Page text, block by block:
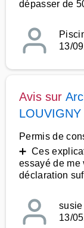
dépasser de
13/
Avis sur
LOUVIGNY
Permis de
➕ Ces
essayé de me
déclaration
susie
13/